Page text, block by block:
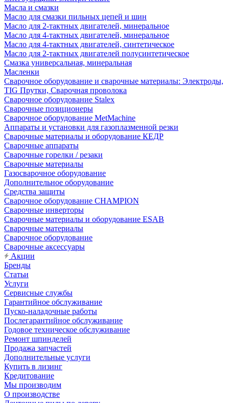
Масла и смазки
Масло для смазки пильных цепей и шин
Масло для 2-тактных двигателей, минеральное
Масло для 4-тактных двигателей, минеральное
Масло для 4-тактных двигателей, синтетическое
Масло для 2-тактных двигателей полусинтетическое
Смазка универсальная, минеральная
Масленки
Сварочное оборудование и сварочные материалы: Электроды,
TIG Прутки, Сварочная проволока
Сварочное оборудование Stalex
Сварочные позиционеры
Сварочное оборудование MetMachine
Аппараты и установки для газоплазменной резки
Сварочные материалы и оборудование КЕДР
Сварочные аппараты
Сварочные горелки / резаки
Сварочные материалы
Газосварочное оборудование
Дополнительное оборудование
Средства защиты
Сварочное оборудование CHAMPION
Сварочные инверторы
Сварочные материалы и оборудование ESAB
Сварочные материалы
Сварочное оборудование
Сварочные аксессуары
Акции
Бренды
Статьи
Услуги
Сервисные службы
Гарантийное обслуживание
Пуско-наладочные работы
Послегарантийное обслуживание
Годовое техническое обслуживание
Ремонт шпинделей
Продажа запчастей
Дополнительные услуги
Купить в лизинг
Кредитование
Мы производим
О производстве